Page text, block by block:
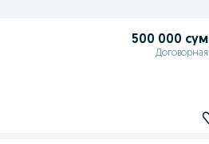
500 000 сум
Договорная